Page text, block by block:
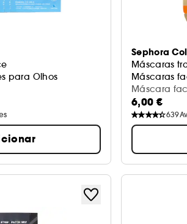
para Olhos
Sephora
Máscaras
Máscaras
Máscara
un)
6,00 €
639